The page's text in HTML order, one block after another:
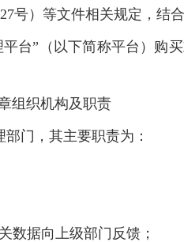
号）等文件相关规定，结
台”（以下简称平台）购
组织机构及职责
门，其主要职责为：
数据向上级部门反馈；